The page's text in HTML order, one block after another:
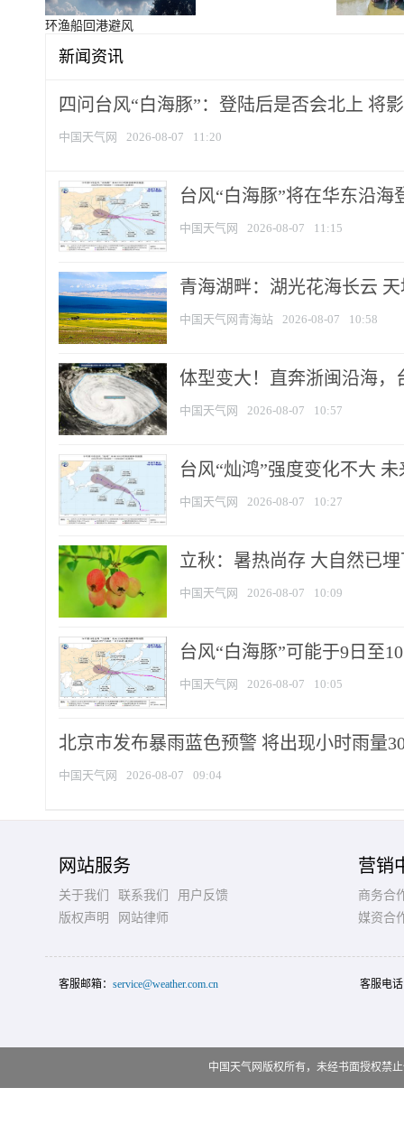
环渔船回港避风
新闻资讯
四问台风“白海豚”：登陆后是否会北上 将
中国天气网 2026-08-07 11:20
台风“白海豚”将在华东沿
中国天气网 2026-08-07 11:15
青海湖畔：湖光花海长云
中国天气网青海站 2026-08-07 10:58
体型变大！直奔浙闽沿海，
中国天气网 2026-08-07 10:57
台风“灿鸿”强度变化不大
中国天气网 2026-08-07 10:27
立秋：暑热尚存 大自然已
中国天气网 2026-08-07 10:09
台风“白海豚”可能于9日至
中国天气网 2026-08-07 10:05
北京市发布暴雨蓝色预警 将出现小时雨量
中国天气网 2026-08-07 09:04
网站服务
关于我们 联系我们
用户反馈
版权声明
网站律师
营销
商务合
媒资合
客服邮箱： service@weather.com.cn 客服电
中国天气网版权所有，未经书面授权